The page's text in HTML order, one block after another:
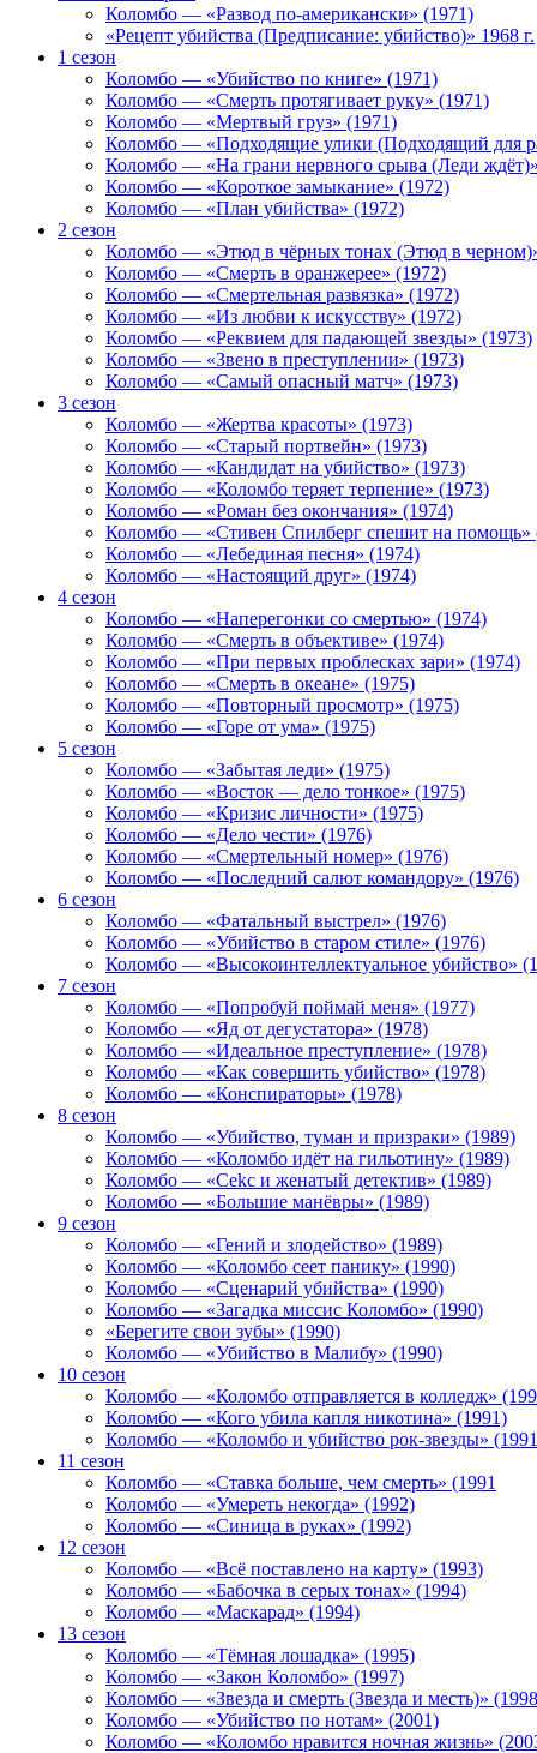
Коломбо — «Развод по-американски» (1971)
«Рецепт убийства (Предписание: убийство)» 1968 г.
1 сезон
Коломбо — «Убийство по книге» (1971)
Коломбо — «Смерть протягивает руку» (1971)
Коломбо — «Мертвый груз» (1971)
Коломбо — «Подходящие улики (Подходящий для
Коломбо — «На грани нервного срыва (Леди
Коломбо — «Короткое замыкание» (1972)
Коломбо — «План убийства» (1972)
2 сезон
Коломбо — «Этюд в чёрных тонах (Этюд в
Коломбо — «Смерть в оранжерее» (1972)
Коломбо — «Смертельная развязка» (1972)
Коломбо — «Из любви к искусству» (1972)
Коломбо — «Реквием для падающей звезды» (1973)
Коломбо — «Звено в преступлении» (1973)
Коломбо — «Самый опасный матч» (1973)
3 сезон
Коломбо — «Жертва красоты» (1973)
Коломбо — «Старый портвейн» (1973)
Коломбо — «Кандидат на убийство» (1973)
Коломбо — «Коломбо теряет терпение» (1973)
Коломбо — «Роман без окончания» (1974)
Коломбо — «Стивен Спилберг спешит на помощь»
Коломбо — «Лебединая песня» (1974)
Коломбо — «Настоящий друг» (1974)
4 сезон
Коломбо — «Наперегонки со смертью» (1974)
Коломбо — «Смерть в объективе» (1974)
Коломбо — «При первых проблесках зари» (1974)
Коломбо — «Смерть в океане» (1975)
Коломбо — «Повторный просмотр» (1975)
Коломбо — «Горе от ума» (1975)
5 сезон
Коломбо — «Забытая леди» (1975)
Коломбо — «Восток — дело тонкое» (1975)
Коломбо — «Кризис личности» (1975)
Коломбо — «Дело чести» (1976)
Коломбо — «Смертельный номер» (1976)
Коломбо — «Последний салют командору» (1976)
6 сезон
Коломбо — «Фатальный выстрел» (1976)
Коломбо — «Убийство в старом стиле» (1976)
Коломбо — «Высокоинтеллектуальное убийство»
7 сезон
Коломбо — «Попробуй поймай меня» (1977)
Коломбо — «Яд от дегустатора» (1978)
Коломбо — «Идеальное преступление» (1978)
Коломбо — «Как совершить убийство» (1978)
Коломбо — «Конспираторы» (1978)
8 сезон
Коломбо — «Убийство, туман и призраки» (1989)
Коломбо — «Коломбо идёт на гильотину» (1989)
Коломбо — «Cekc и женатый детектив» (1989)
Коломбо — «Большие манёвры» (1989)
9 сезон
Коломбо — «Гений и злодейство» (1989)
Коломбо — «Коломбо сеет панику» (1990)
Коломбо — «Сценарий убийства» (1990)
Коломбо — «Загадка миссис Коломбо» (1990)
«Берегите свои зубы» (1990)
Коломбо — «Убийство в Малибу» (1990)
10 сезон
Коломбо — «Коломбо отправляется в колледж»
Коломбо — «Кого убила капля никотина» (1991)
Коломбо — «Коломбо и убийство рок-звезды»
11 сезон
Коломбо — «Ставка больше, чем смерть» (1991
Коломбо — «Умереть некогда» (1992)
Коломбо — «Синица в руках» (1992)
12 сезон
Коломбо — «Всё поставлено на карту» (1993)
Коломбо — «Бабочка в серых тонах» (1994)
Коломбо — «Маскарад» (1994)
13 сезон
Коломбо — «Тёмная лошадка» (1995)
Коломбо — «Закон Коломбо» (1997)
Коломбо — «Звезда и смерть (Звезда и месть)»
Коломбо — «Убийство по нотам» (2001)
Коломбо — «Коломбо нравится ночная жизнь»